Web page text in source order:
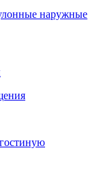
наружные